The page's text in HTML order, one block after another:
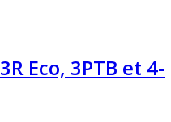
Eco, 3PTB et 4-